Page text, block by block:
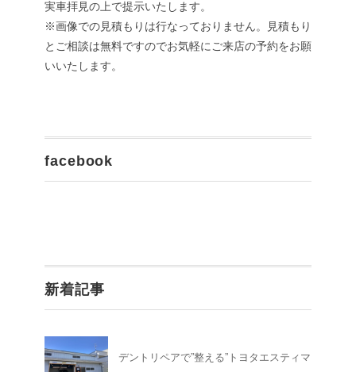
実車拝見の上で提示いたします。
※画像での見積もりは行なっておりません。見積もり
とご相談は無料ですのでお気軽にご来店の予約をお願
いいたします。
facebook
新着記事
デントリペアで”整える”トヨタエスティマ